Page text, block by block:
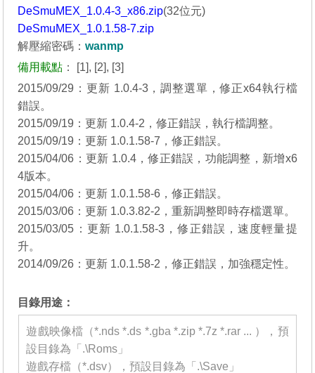
DeSmuMEX_1.0.4-3_x86.zip(32位元)
DeSmuMEX_1.0.1.58-7.zip
解壓縮密碼：wanmp
備用載點 ： [1], [2], [3]
2015/09/29：更新 1.0.4-3，調整選單，修正x64執行檔
錯誤。
2015/09/19：更新 1.0.4-2，修正錯誤，執行檔調整。
2015/09/19：更新 1.0.1.58-7，修正錯誤。
2015/04/06：更新 1.0.4，修正錯誤，功能調整，新增x6
4版本。
2015/04/06：更新 1.0.1.58-6，修正錯誤。
2015/03/06：更新 1.0.3.82-2，重新調整即時存檔選單。
2015/03/05：更新 1.0.1.58-3，修正錯誤，速度輕量提
升。
2014/09/26：更新 1.0.1.58-2，修正錯誤，加強穩定性。
目錄用途：
遊戲映像檔（*.nds *.ds *.gba *.zip *.7z *.rar ... ），預
設目錄為「.\Roms」
遊戲存檔（*.dsv），預設目錄為「.\Save」